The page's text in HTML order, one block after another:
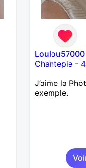
Loulou57000
Chantepie-
J’aime la
exemple.